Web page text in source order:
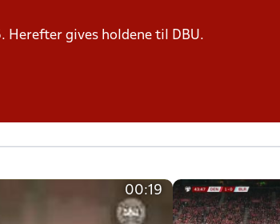
gives holdene til DBU.
00:19